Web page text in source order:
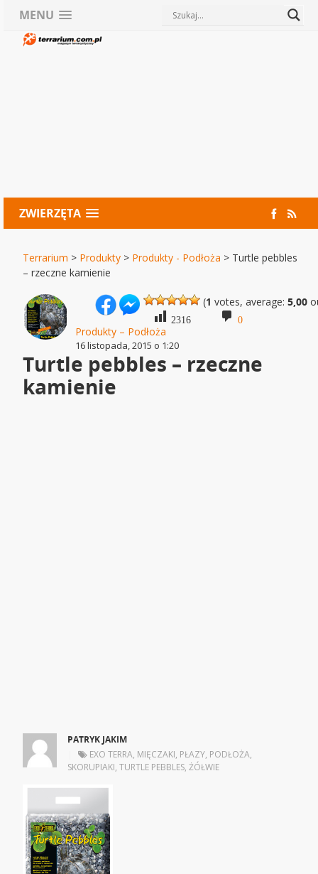
MENU
ZWIERZĘTA
Terrarium > Produkty > Produkty - Podłoża > Turtle pebbles
– rzeczne kamienie
(1 votes, average:5,00
2316 0
Produkty – Podłoża
16 listopada, 2015 o 1:20
Turtle pebbles – rzeczne
kamienie
PATRYK JAKIM
EXO TERRA, MIĘCZAKI, PŁAZY, PODŁOŻA,
SKORUPIAKI,TURTLE PEBBLES,ŻÓŁWIE